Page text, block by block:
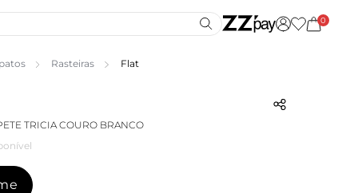
0
Rasteiras Flat
TRICIA COURO BRANCO